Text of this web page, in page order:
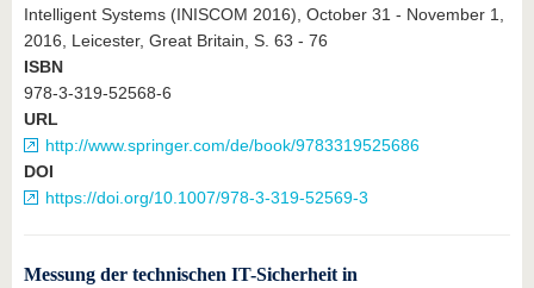
Intelligent Systems (INISCOM 2016), October 31 - November 1,
2016, Leicester, Great Britain, S. 63 - 76
ISBN
978-3-319-52568-6
URL
http://www.springer.com/de/book/9783319525686
DOI
https://doi.org/10.1007/978-3-319-52569-3
Messung der technischen IT-Sicherheit in